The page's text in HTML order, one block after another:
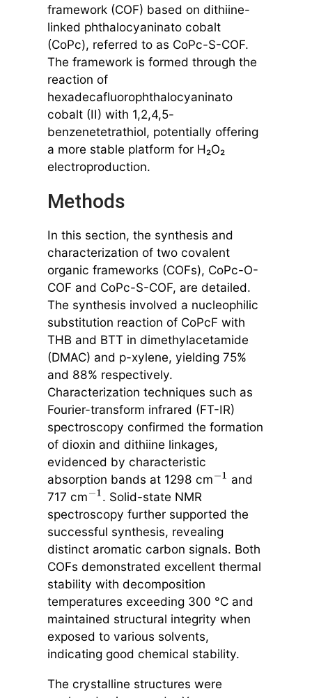
framework (COF) based on dithiine-
linked phthalocyaninato cobalt
(CoPc), referred to as CoPc-S-COF.
The framework is formed through the
reaction of
hexadecafluorophthalocyaninato
cobalt (II) with 1,2,4,5-
benzenetetrathiol, potentially offering
a more stable platform for H₂O₂
electroproduction.
Methods
In this section, the synthesis and
characterization of two covalent
organic frameworks (COFs), CoPc-O-
COF and CoPc-S-COF, are detailed.
The synthesis involved a nucleophilic
substitution reaction of CoPcF with
THB and BTT in dimethylacetamide
(DMAC) and p-xylene, yielding 75%
and 88% respectively.
Characterization techniques such as
Fourier-transform infrared (FT-IR)
spectroscopy confirmed the formation
of dioxin and dithiine linkages,
evidenced by characteristic
absorption bands at 1298 cm−1 and
717 cm−1. Solid-state NMR
spectroscopy further supported the
successful synthesis, revealing
distinct aromatic carbon signals. Both
COFs demonstrated excellent thermal
stability with decomposition
temperatures exceeding 300 °C and
maintained structural integrity when
exposed to various solvents,
indicating good chemical stability.
The crystalline structures were